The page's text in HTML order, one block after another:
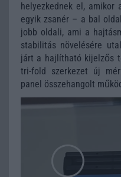
helyezkednek el, amikor
egyik zsanér – a bal
jobb oldali, ami a
stabilitás növelésére
járt a hajlítható kijelzős
tri-fold szerkezet új
panel összehangolt